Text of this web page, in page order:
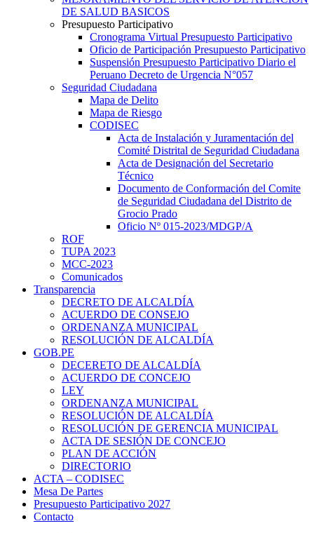
DE SALUD BASICOS
Presupuesto Participativo
Cronograma Virtual Presupuesto Participativo
Oficio de Participación Presupuesto Participativo
Suspensión Presupuesto Participativo Diario el
Peruano Decreto de Urgencia N°057
Seguridad Ciudadana
Mapa de Delito
Mapa de Riesgo
CODISEC
Acta de Instalación y Juramentación del
Comité Distrital de Seguridad Ciudadana
Acta de Designación del Secretario
Técnico
Documento de Conformación del Comite
de Seguridad Ciudadana del Distrito de
Grocio Prado
Oficio Nº 015-2023/MDGP/A
ROF
TUPA 2023
MCC-2023
Comunicados
Transparencia
DECRETO DE ALCALDÍA
ACUERDO DE CONSEJO
ORDENANZA MUNICIPAL
RESOLUCIÓN DE ALCALDÍA
GOB.PE
DECERETO DE ALCALDÍA
ACUERDO DE CONCEJO
LEY
ORDENANZA MUNICIPAL
RESOLUCIÓN DE ALCALDÍA
RESOLUCIÓN DE GERENCIA MUNICIPAL
ACTA DE SESIÓN DE CONCEJO
PLAN DE ACCIÓN
DIRECTORIO
ACTA – CODISEC
Mesa De Partes
Presupuesto Participativo 2027
Contacto